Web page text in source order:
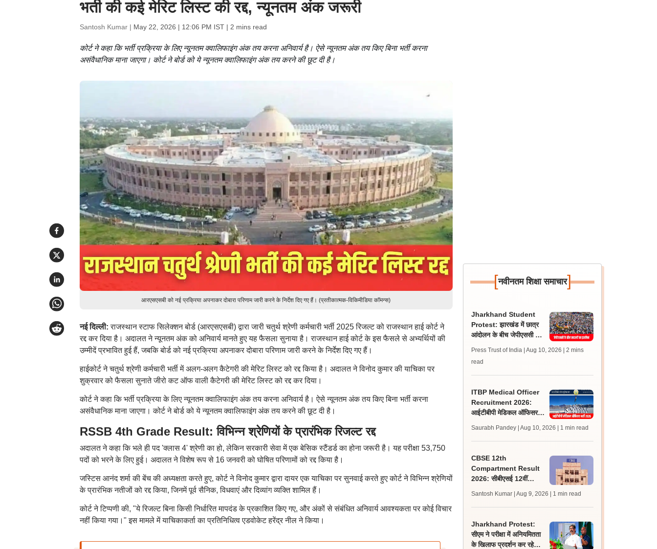
भर्ती की कई मेरिट लिस्ट की रद्द, न्यूनतम अंक जरूरी
Santosh Kumar | May 22, 2026 | 12:06 PM IST| 2 mins read
कोर्ट ने कहा कि भर्ती प्रक्रिया के लिए न्यूनतम क्वालिफाइंग अंक तय करना अनिवार्य है। ऐसे न्यूनतम अंक तय किए बिना भर्ती करना
असंवैधानिक माना जाएगा। कोर्ट ने बोर्ड को ये न्यूनतम क्वालिफाइंग अंक तय करने की छूट दी है।
आरएसएसबी को नई प्रक्रिया अपनाकर दोबारा परिणाम जारी करने के निर्देश दिए गए हैं। (प्रतीकात्मक-विकिमीडिया कॉमन्स)
नई दिल्ली:राजस्थान स्टाफ सिलेक्शन बोर्ड (आरएसएसबी) द्वारा जारी चतुर्थ श्रेणी कर्मचारी भर्ती 2025 रिजल्ट को राजस्थान हाई कोर्ट ने
रद्द कर दिया है। अदालत ने न्यूनतम अंक को अनिवार्य मानते हुए यह फैसला सुनाया है। राजस्थान हाई कोर्ट के इस फैसले से अभ्यर्थियों की
उम्मीदें प्रभावित हुई हैं, जबकि बोर्ड को नई प्रक्रिया अपनाकर दोबारा परिणाम जारी करने के निर्देश दिए गए हैं।
हाईकोर्ट ने चतुर्थ श्रेणी कर्मचारी भर्ती में अलग-अलग कैटेगरी की मेरिट लिस्ट को रद्द किया है। अदालत ने विनोद कुमार की याचिका पर
शुक्रवार को फैसला सुनाते जीरो कट ऑफ वाली कैटेगरी की मेरिट लिस्ट को रद्द कर दिया।
कोर्ट ने कहा कि भर्ती प्रक्रिया के लिए न्यूनतम क्वालिफाइंग अंक तय करना अनिवार्य है। ऐसे न्यूनतम अंक तय किए बिना भर्ती करना
असंवैधानिक माना जाएगा। कोर्ट ने बोर्ड को ये न्यूनतम क्वालिफाइंग अंक तय करने की छूट दी है।
RSSB 4th Grade Result: विभिन्न श्रेणियों के प्रारंभिक रिजल्ट रद्द
अदालत ने कहा कि भले ही पद 'क्लास 4' श्रेणी का हो, लेकिन सरकारी सेवा में एक बेसिक स्टैंडर्ड का होना जरूरी है। यह परीक्षा 53,750
पदों को भरने के लिए हुई। अदालत ने विशेष रूप से 16 जनवरी को घोषित परिणामों को रद्द किया है।
जस्टिस आनंद शर्मा की बेंच की अध्यक्षता करते हुए, कोर्ट ने विनोद कुमार द्वारा दायर एक याचिका पर सुनवाई करते हुए कोर्ट ने विभिन्न श्रेणियों
के प्रारंभिक नतीजों को रद्द किया, जिनमें पूर्व सैनिक, विधवाएं और दिव्यांग व्यक्ति शामिल हैं।
कोर्ट ने टिप्पणी की, "ये रिजल्ट बिना किसी निर्धारित मापदंड के प्रकाशित किए गए, और अंकों से संबंधित अनिवार्य आवश्यकता पर कोई विचार
नहीं किया गया।" इस मामले में याचिकाकर्ता का प्रतिनिधित्व एडवोकेट हरेंद्र नील ने किया।
[नवीनतम शिक्षा समाचार]
Jharkhand Student
Protest: झारखंड में छात्र
आंदोलन के बीच जेपीएससी के
Press Trust of India | Aug 10, 2026
| 2 mins
read
ITBP Medical Officer
Recruitment 2026:
आईटीबीपी मेडिकल ऑफिसर
Saurabh Pandey | Aug 10, 2026 | 1 min read
CBSE 12th
Compartment Result
2026: सीबीएसई 12वीं
जानें लेटेस्ट अपडेट, परिणाम
लिंक
Santosh Kumar | Aug 9, 2026 | 1 min read
Jharkhand Protest:
सीएम ने परीक्षा में अनियमितता
के खिलाफ प्रदर्शन कर रहे